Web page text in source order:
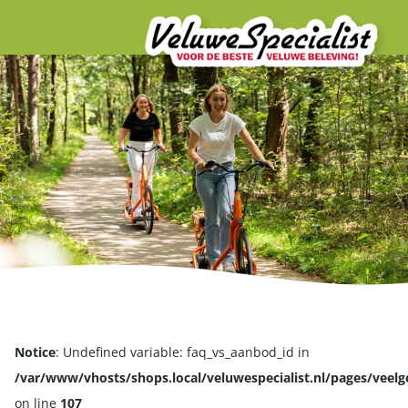
Notice: Undefined variable: faq_vs_aanbod_id in
/var/www/vhosts/shops.local/veluwespecialist.nl/pages/
on line 107